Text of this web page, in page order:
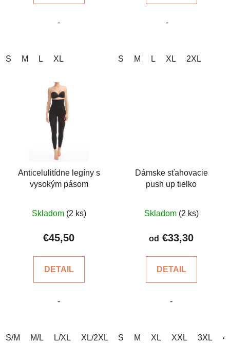
hviezdičiek.
-
S M L XL
-
S M L XL 2XL
Anticelulitídne legíny s
vysokým pásom
hodnotenie
produktu
z
hviezdičiek.
Skladom (2 ks)
€45,50
DETAIL
-
S/M M/L L/XL XL/2XL 2XL/3XL 3XL/4XL 4XL/
Dámske sťahovacie
push up tielko
hodnotenie
produktu
z
hviezdičiek.
Skladom (2 ks)
od €33,30
DETAIL
-
S M XL XXL 3XL